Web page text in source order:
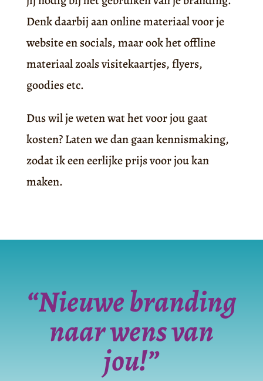
Denk daarbij aan online materiaal voor je
website en socials, maar ook het offline
materiaal zoals visitekaartjes, flyers,
goodies etc.
Dus wil je weten wat het voor jou gaat
kosten? Laten we dan gaan kennismaking,
zodat ik een eerlijke prijs voor jou kan
maken.
“Nieuwe branding
naar wens van
jou!”